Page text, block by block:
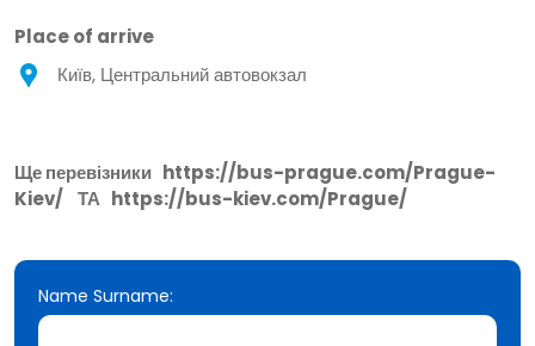
Place of arrive
Київ, Центральний автовокзал
Ще перевізники https://bus-prague.com/Prague-
Kiev/ ТА https://bus-kiev.com/Prague/
Name Surname: